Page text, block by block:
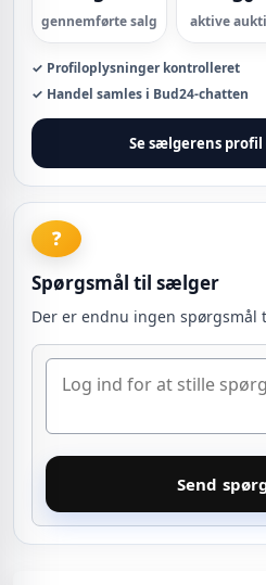
gennemførte salg aktive
✓ Profiloplysninger kontrolleret
✓ Handel samles i Bud24-chatten
Se sælgerens
❓
Spørgsmål til sælger
Der er endnu ingen spørgsmål
Send